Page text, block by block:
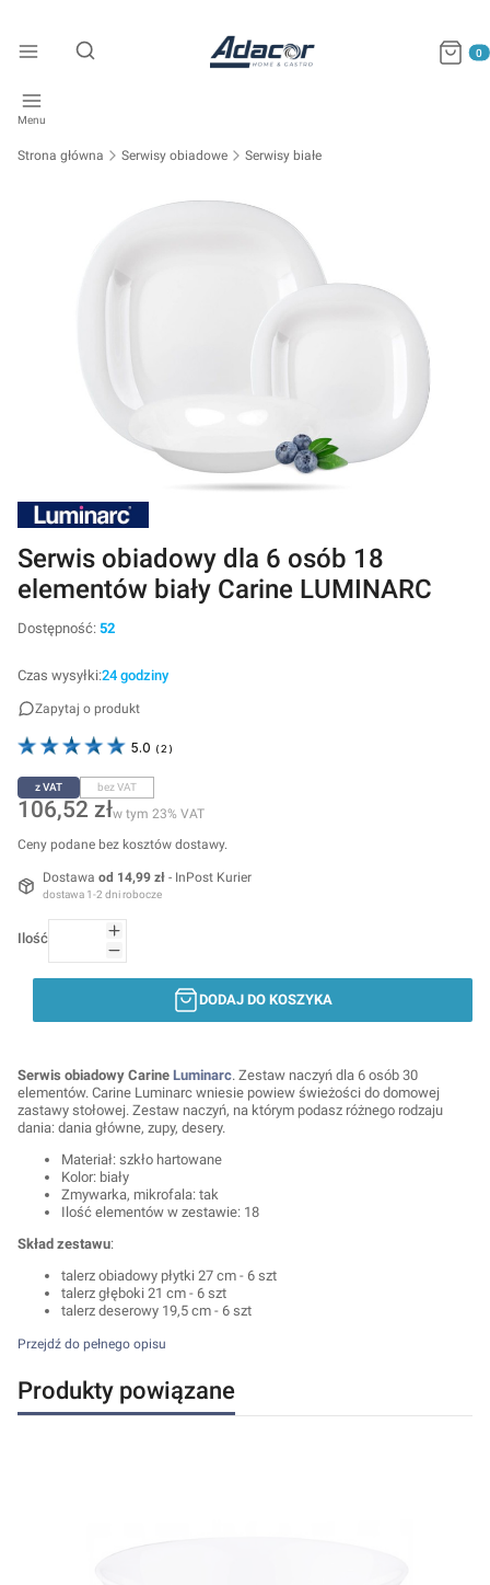
Otwórz wyszukiwarkę
Menu
Strona główna Serwisy obiadowe Serwisy białe
Serwis obiadowy dla 6 osób 18
elementów biały Carine LUMINARC
Dostępność: 52
Czas wysyłki:24 godziny
Zapytaj o produkt
5.0 ( 2 )
z VAT bez VAT
Cena
106,52 złw tym 23% VAT
w tym 23% VAT
Ceny podane bez kosztów dostawy.
Dostawa od 14,99 zł - InPost Kurier
dostawa 1-2 dni robocze
Ilość
DODAJ DO KOSZYKA
Serwis obiadowy Carine Luminarc. Zestaw naczyń dla 6 osób 30
elementów. Carine Luminarc wniesie powiew świeżości do domowej
zastawy stołowej. Zestaw naczyń, na którym podasz różnego rodzaju
dania: dania główne, zupy, desery.
Materiał: szkło hartowane
Kolor: biały
Zmywarka, mikrofala: tak
Ilość elementów w zestawie: 18
Skład zestawu:
talerz obiadowy płytki 27 cm - 6 szt
talerz głęboki 21 cm - 6 szt
talerz deserowy 19,5 cm - 6 szt
Przejdź do pełnego opisu
Produkty powiązane